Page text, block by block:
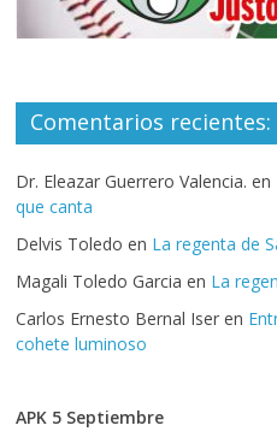
Comentarios recientes:
Dr. Eleazar Guerrero Valencia. en
que canta
Delvis Toledo en La regenta de
Magali Toledo Garcia en La
Carlos Ernesto Bernal Iser en
cohete luminoso
APK 5 Septiembre